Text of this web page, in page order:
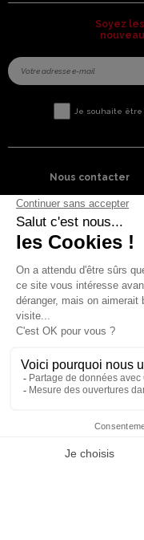
Soyez
Je souhaite
Nous contacter
8 rue du capitaine Jean
13009 Marseille
+33 (0)4 91 07 41 16
Facebook Instagram
Nos produits
Meilleures ventes
Liste des marques
Fiches de sécurité
Conception